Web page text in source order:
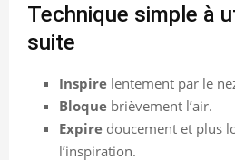
Technique simple à
suite
Inspire lentement par le
Bloque brièvement l’air.
Expire doucement et plus
l’inspiration.